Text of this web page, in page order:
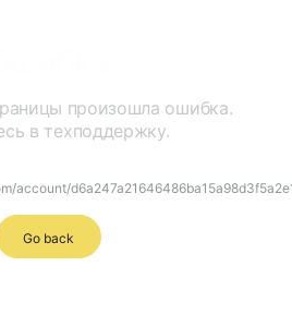
произошла ошибка.
в техподдержку.
account/
Go back